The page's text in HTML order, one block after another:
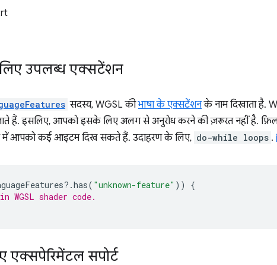
उपलब्ध एक्सटेंशन
सदस्य, WGSL कीभाषा के एक्सटेंशनके नाम दिखाता है.
हैं. इसलिए, आपको इसके लिए अलग से अनुरोध करने की ज़रूरत नहीं है.
में आपको कई आइटम दिख सकते हैं. उदाहरण के लिए, do-while loops .
? .has( "unknown-feature" ))
{
WGSL shader code.
एक्सपेरिमेंटल सपोर्ट